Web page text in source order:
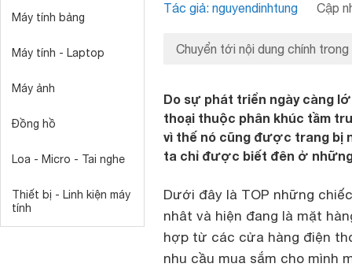
Máy tính bảng
Máy tính - Laptop
Máy ảnh
Đồng hồ
Loa - Micro - Tai nghe
Thiết bị - Linh kiện máy
tính
Tác giả: nguyendinhtung Cập
Chuyển tới nội dung chính trong
Do sự phát triển ngày càng
thoại thuộc phân khúc tầm
vì thế nó cũng được trang bị
ta chỉ được biết đên ở
Dưới đây là TOP những
nhât và hiện đang là mặt
hợp từ các cửa hàng điện
nhu cầu mua sắm cho mình